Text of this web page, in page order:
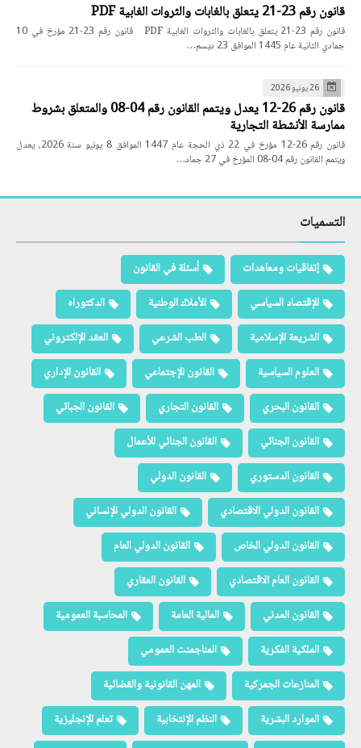
قانون رقم 23-21 يتعلق بالغابات والثروات الغابية PDF
قانون رقم 23-21 يتعلق بالغابات والثروات الغابية PDF قانون رقم 23-21 مؤرخ في 10
جمادي الثانية عام 1445 الموافق 23 ديسم…
26 يونيو 2026
قانون رقم 26-12 يعدل ويتمم القانون رقم 04-08 والمتعلق بشروط
ممارسة الأنشطة التجارية
قانون رقم 26-12 مؤرخ في 22 ذي الحجة عام 1447 الموافق 8 يونيو سنة 2026، يعدل
ويتمم القانون رقم 04-08 المؤرخ في 27 جماد…
التسميات
إتفاقيات ومعاهدات
أسئلة في القانون
الإقتصاد السياسي
الأملاك الوطنية
الدكتوراه
الشريعة الإسلامية
الطب الشرعي
العقد الإلكتروني
العلوم السياسية
القانون الإجتماعي
القانون الإداري
القانون البحري
القانون التجاري
القانون الجبائي
القانون الجنائي
القانون الجنائي للأعمال
القانون الدستوري
القانون الدولي
القانون الدولي الاقتصادي
القانون الدولي الإنساني
القانون الدولي الخاص
القانون الدولي العام
القانون العام الاقتصادي
القانون العقاري
القانون المدني
المالية العامة
المحاسبة العمومية
الملكية الفكرية
المناجمنت العمومي
المنازعات الجمركية
المهن القانونية والقضائية
الموارد البشرية
النظم الإنتخابية
تعلم الإنجليزية